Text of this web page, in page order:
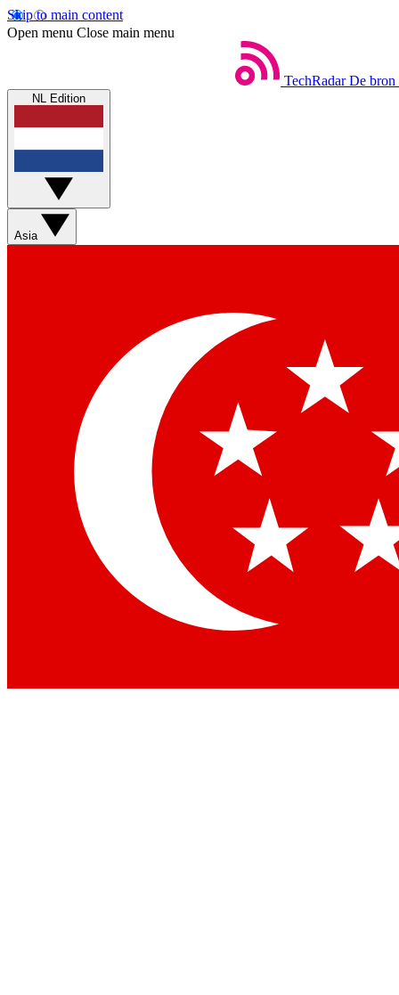
Skip to main content
Open menu Close main menu
TechRadar De bron
NL Edition
Asia